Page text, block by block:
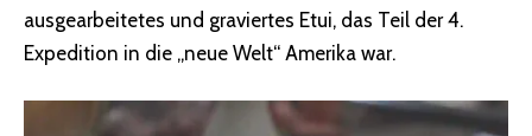
ausgearbeitetes und graviertes Etui, das Teil der 4.
Expedition in die „neue Welt“ Amerika war.